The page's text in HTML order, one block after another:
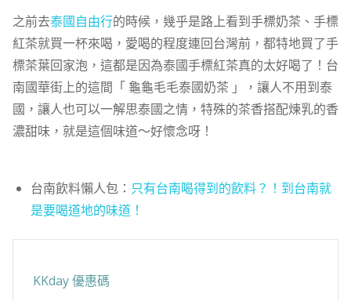
之前去泰國自由行的時候，幾乎是路上看到手標奶茶、手標
紅茶就買一杯來喝，愛喝的程度連回台灣前，都特地買了手
標茶葉回家泡，這都是因為泰國手標紅茶真的太好喝了！台
南國華街上的這間「 龜龜毛毛泰國奶茶 」，讓人不用到泰
國，讓人也可以一解思泰國之情，特殊的茶香搭配煉乳的香
濃甜味，就是這個味道～好懷念呀！
台南飲料懶人包： 只有台南喝得到的飲料？！到台南就
是要喝道地的味道！
KKday 優惠碼